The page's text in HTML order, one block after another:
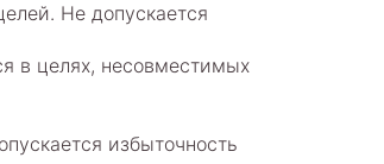
Не допускается
в целях, несовместимых
избыточность